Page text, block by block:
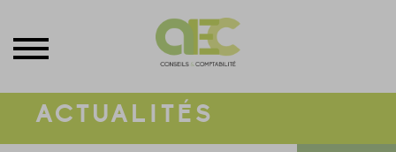
ACTUALITÉS